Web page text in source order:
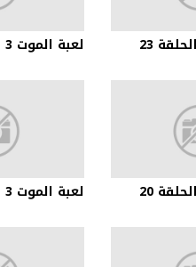
لعبة الموت 3 - الحلقة 22
لعبة الموت 3 - الحلقة 19